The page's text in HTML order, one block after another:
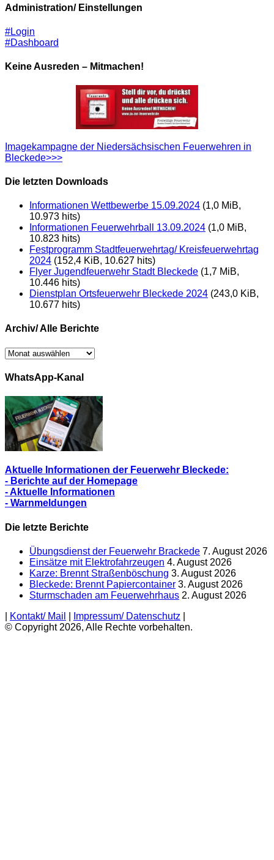
Administration/ Einstellungen
#Login
#Dashboard
Keine Ausreden – Mitmachen!
Imagekampagne der Niedersächsischen Feuerwehren in
Bleckede>>>
Die letzten Downloads
Informationen Wettbewerbe 15.09.2024 (1,0 MiB,
10.973 hits)
Informationen Feuerwehrball 13.09.2024 (1,0 MiB,
10.823 hits)
Festprogramm Stadtfeuerwehrtag/ Kreisfeuerwehrtag
2024 (152,4 KiB, 10.627 hits)
Flyer Jugendfeuerwehr Stadt Bleckede (1,7 MiB,
10.446 hits)
Dienstplan Ortsfeuerwehr Bleckede 2024 (243,0 KiB,
10.677 hits)
Archiv/ Alle Berichte
Archiv/
Berichte
WhatsApp-Kanal
Aktuelle Informationen der Feuerwehr Bleckede:
- Berichte auf der Homepage
- Aktuelle Informationen
- Warnmeldungen
Die letzte Berichte
Übungsdienst der Feuerwehr Brackede 7. August 2026
Einsätze mit Elektrofahrzeugen 4. August 2026
Karze: Brennt Straßenböschung 3. August 2026
Bleckede: Brennt Papiercontainer 3. August 2026
Sturmschaden am Feuerwehrhaus 2. August 2026
Kontakt/ Mail Impressum/ Datenschutz
© Copyright 2026, Alle Rechte vorbehalten.